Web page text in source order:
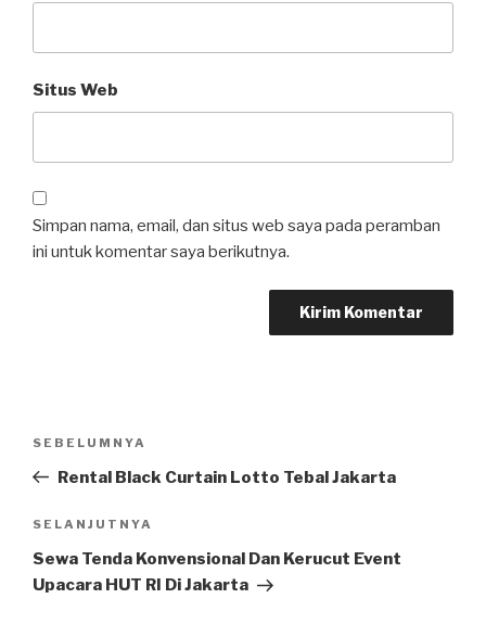
Situs Web
Simpan nama, email, dan situs web saya pada peramban
ini untuk komentar saya berikutnya.
Pos
Sebelumnya
SEBELUMNYA
Rental Black Curtain Lotto Tebal Jakarta
Pos
Selanjutnya
SELANJUTNYA
Sewa Tenda Konvensional Dan Kerucut Event
Upacara HUT RI Di Jakarta